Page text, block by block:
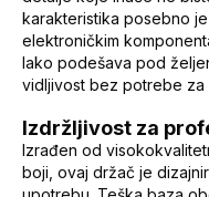
karakteristika posebno
elektroničkim
lako podešava pod
vidljivost bez potrebe za
Izdržljivost za
Izrađen od
boji, ovaj držač je